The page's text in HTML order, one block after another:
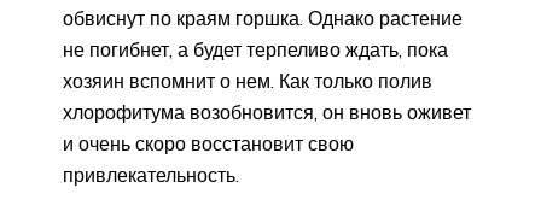
обвиснут по краям горшка. Однако растение
не погибнет, а будет терпеливо ждать, пока
хозяин вспомнит о нем. Как только полив
хлорофитума возобновится, он вновь оживет
и очень скоро восстановит свою
привлекательность.